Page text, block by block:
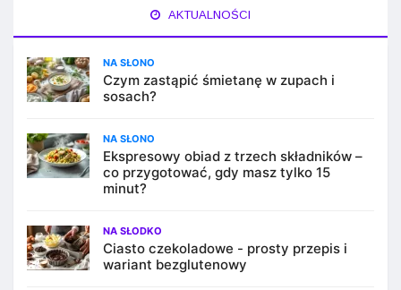
AKTUALNOŚCI
NA SŁONO
Czym zastąpić śmietanę w zupach i
sosach?
NA SŁONO
Ekspresowy obiad z trzech składników –
co przygotować, gdy masz tylko 15
minut?
NA SŁODKO
Ciasto czekoladowe - prosty przepis i
wariant bezglutenowy